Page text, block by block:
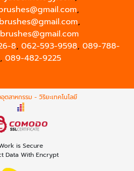
,
,
8, 062-593-9598, 089-788-
, 089-482-9225
ตสาหกรรม - วิริยะเทคโนโลยี
is Secure
Data With Encrypt